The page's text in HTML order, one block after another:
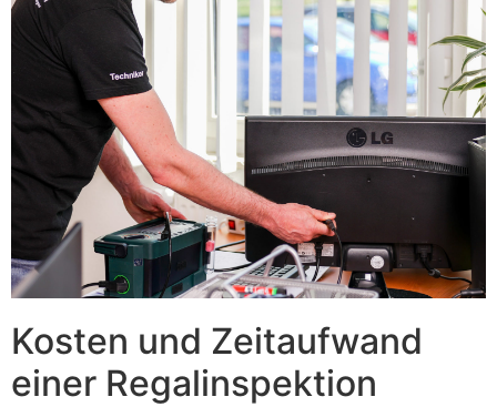
Kosten und Zeitaufwand
einer Regalinspektion